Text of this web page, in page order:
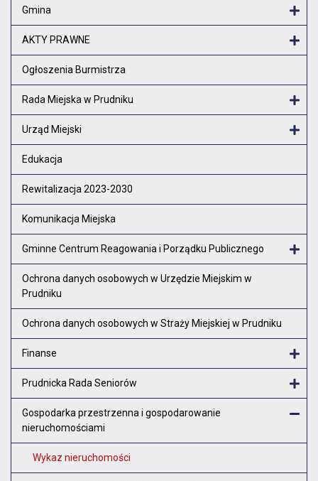
Gmina
AKTY PRAWNE
Ogłoszenia Burmistrza
Rada Miejska w Prudniku
Urząd Miejski
Edukacja
Rewitalizacja 2023-2030
Komunikacja Miejska
Gminne Centrum Reagowania i Porządku Publicznego
Ochrona danych osobowych w Urzędzie Miejskim w
Prudniku
Ochrona danych osobowych w Straży Miejskiej w Prudniku
Finanse
Prudnicka Rada Seniorów
Gospodarka przestrzenna i gospodarowanie
nieruchomościami
Wykaz nieruchomości